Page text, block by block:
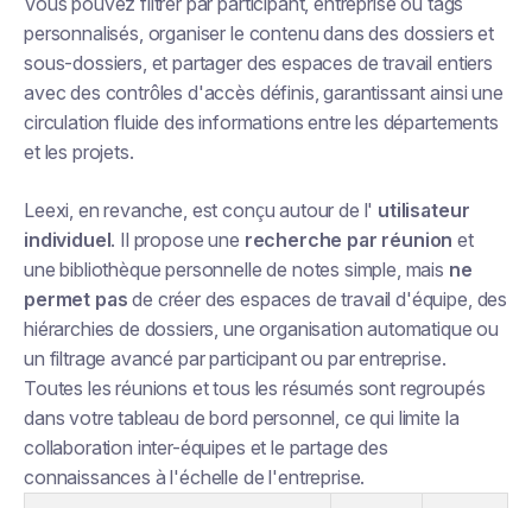
personnalisés, organiser le contenu dans des dossiers et
sous-dossiers, et partager des espaces de travail entiers
avec des contrôles d'accès définis, garantissant ainsi une
circulation fluide des informations entre les départements
et les projets.
Leexi, en revanche, est conçu autour de l' utilisateur
individuel. Il propose une recherche par réunion et
une bibliothèque personnelle de notes simple, mais ne
permet pas de créer des espaces de travail d'équipe, des
hiérarchies de dossiers, une organisation automatique ou
un filtrage avancé par participant ou par entreprise.
Toutes les réunions et tous les résumés sont regroupés
dans votre tableau de bord personnel, ce qui limite la
collaboration inter-équipes et le partage des
connaissances à l'échelle de l'entreprise.